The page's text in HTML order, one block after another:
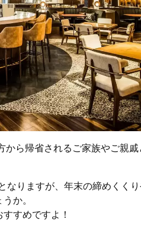
ら帰省されるご家族やご親
なりますが、年末の締めくく
か。
すめですよ！